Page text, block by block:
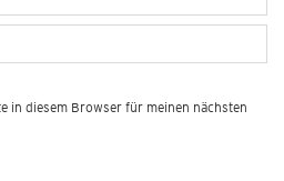
in diesem Browser für meinen nächsten